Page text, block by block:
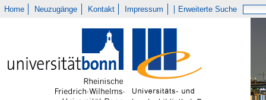
Home Neuzugänge Kontakt Impressum Erweiterte Suche